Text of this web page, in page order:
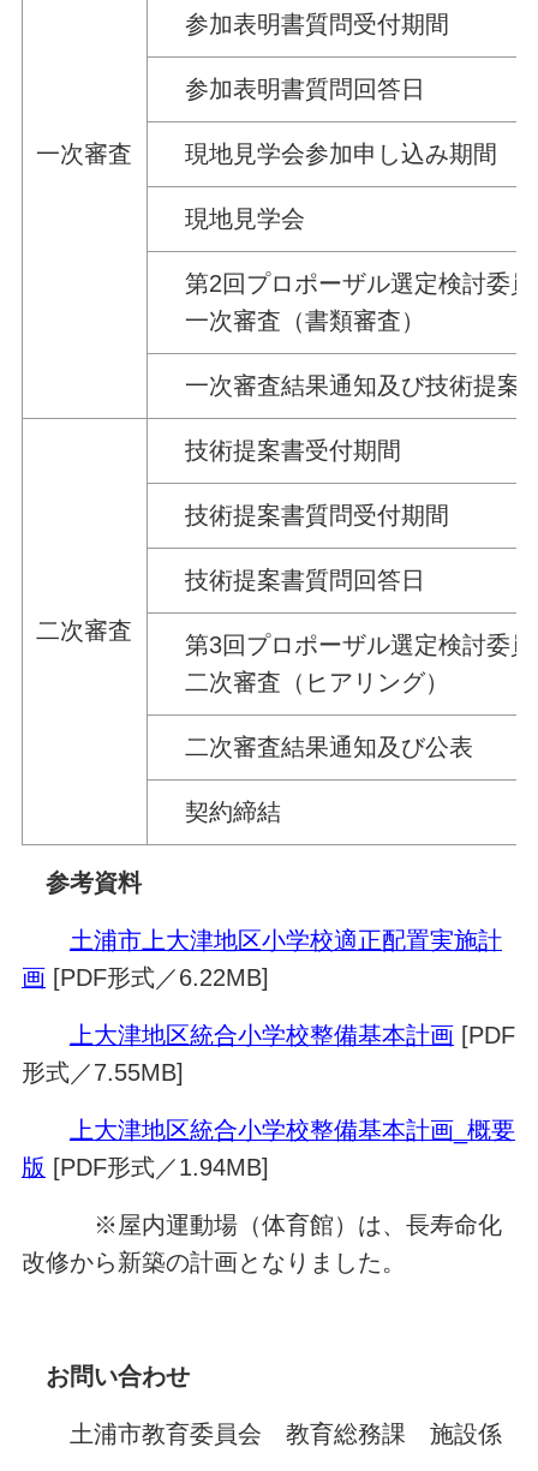
一次審査
参加表明書質問受付期間
参加表明書質問回答日
現地見学会参加申し込み期間
現地見学会
第2回プロポーザル選定検討委
一次審査（書類審査）
一次審査結果通知及び技術提案
二次審査
技術提案書受付期間
技術提案書質問受付期間
技術提案書質問回答日
第3回プロポーザル選定検討委
二次審査（ヒアリング）
二次審査結果通知及び公表
契約締結
参考資料
土浦市上大津地区小学校適正配置実施計
画[PDF形式／6.22MB]
上大津地区統合小学校整備基本計画[PDF
形式／7.55MB]
上大津地区統合小学校整備基本計画_概要
版 [PDF形式／1.94MB]
※屋内運動場（体育館）は、長寿命化
改修から新築の計画となりました。
お問い合わせ
土浦市教育委員会 教育総務課 施設係